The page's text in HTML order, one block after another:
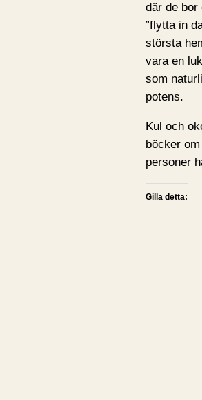
där de
”flytta in
största
vara en
som
potens.
Kul och
böcker
personer
Gilla detta: